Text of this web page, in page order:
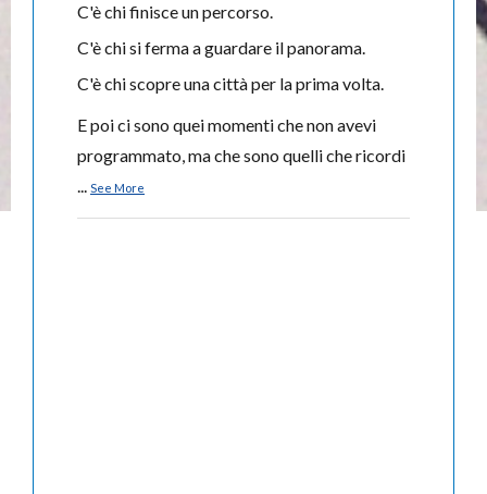
C'è chi finisce un percorso.
C'è chi si ferma a guardare il panorama.
C'è chi scopre una città per la prima volta.
E poi ci sono quei momenti che non avevi
programmato, ma che sono quelli che ricordi
... See More